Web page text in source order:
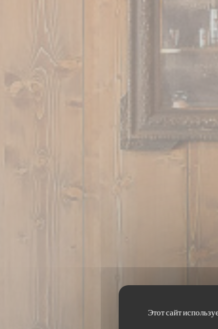
Этот сайт